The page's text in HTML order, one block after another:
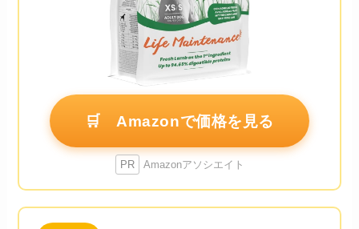
🛒 Amazonで価格を見る
PR Amazonアソシエイト